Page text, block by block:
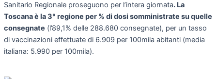
Sanitario Regionale proseguono per l’intera giornata. La
Toscana è la 3° regione per % di dosi somministrate su quelle
consegnate (l’89,1% delle 288.680 consegnate), per un tasso
di vaccinazioni effettuate di 6.909 per 100mila abitanti (media
italiana: 5.990 per 100mila).